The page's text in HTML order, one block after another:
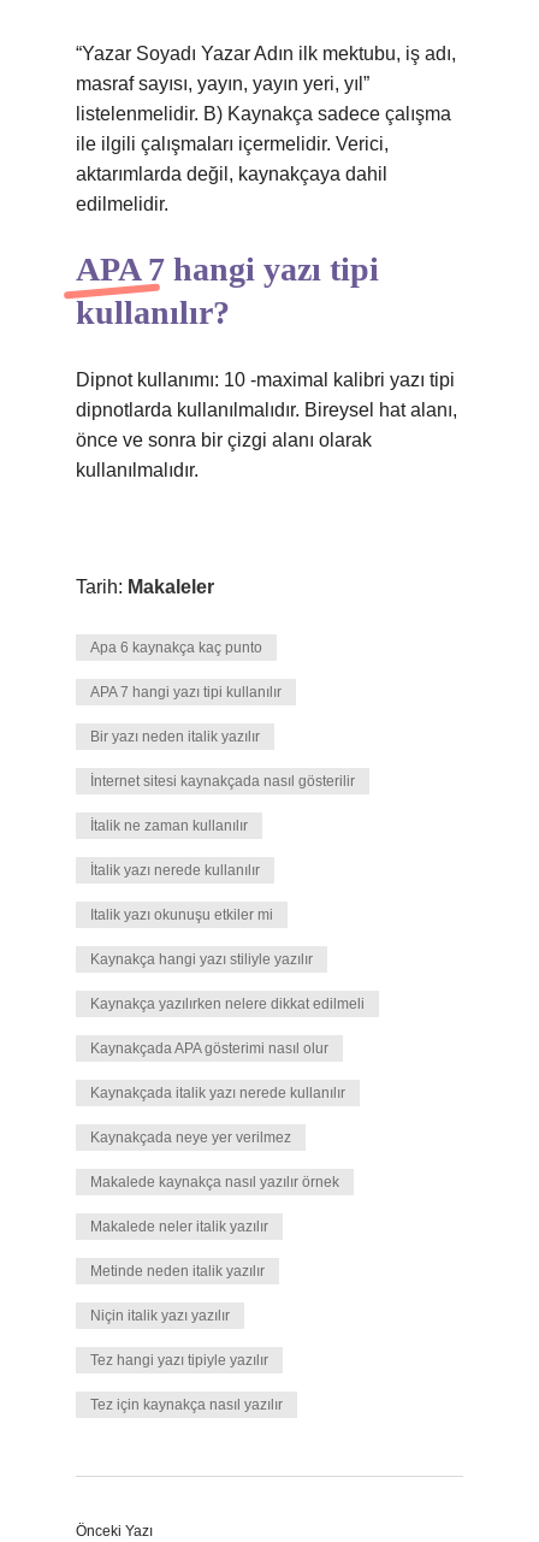
“Yazar Soyadı Yazar Adın ilk mektubu, iş adı,
masraf sayısı, yayın, yayın yeri, yıl”
listelenmelidir. B) Kaynakça sadece çalışma
ile ilgili çalışmaları içermelidir. Verici,
aktarımlarda değil, kaynakçaya dahil
edilmelidir.
APA 7 hangi yazı tipi
kullanılır?
Dipnot kullanımı: 10 -maximal kalibri yazı tipi
dipnotlarda kullanılmalıdır. Bireysel hat alanı,
önce ve sonra bir çizgi alanı olarak
kullanılmalıdır.
Tarih: Makaleler
Apa 6 kaynakça kaç punto
APA 7 hangi yazı tipi kullanılır
Bir yazı neden italik yazılır
İnternet sitesi kaynakçada nasıl gösterilir
İtalik ne zaman kullanılır
İtalik yazı nerede kullanılır
Italik yazı okunuşu etkiler mi
Kaynakça hangi yazı stiliyle yazılır
Kaynakça yazılırken nelere dikkat edilmeli
Kaynakçada APA gösterimi nasıl olur
Kaynakçada italik yazı nerede kullanılır
Kaynakçada neye yer verilmez
Makalede kaynakça nasıl yazılır örnek
Makalede neler italik yazılır
Metinde neden italik yazılır
Niçin italik yazı yazılır
Tez hangi yazı tipiyle yazılır
Tez için kaynakça nasıl yazılır
Önceki Yazı